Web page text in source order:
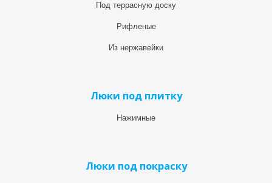
Под террасную доску
Рифленые
Из нержавейки
Люки под плитку
Нажимные
Люки под покраску